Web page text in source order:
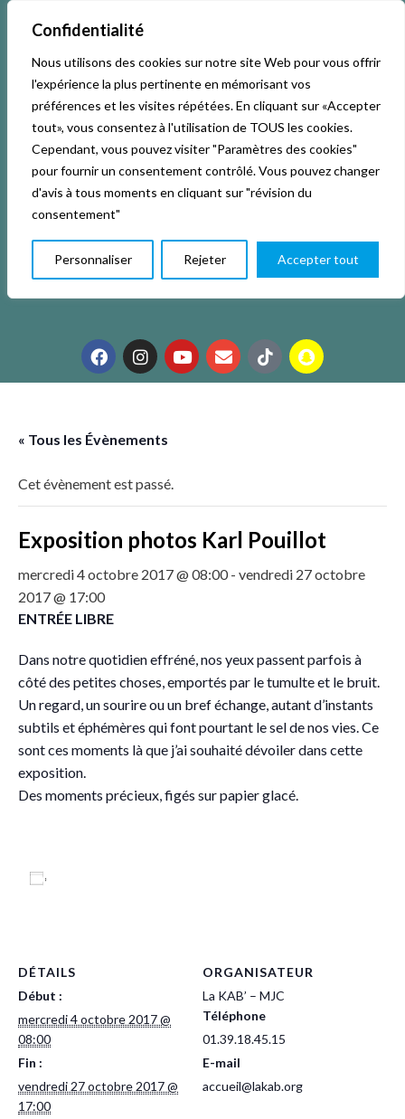
Confidentialité
Nous utilisons des cookies sur notre site Web pour vous offrir
l'expérience la plus pertinente en mémorisant vos
préférences et les visites répétées. En cliquant sur «Accepter
tout», vous consentez à l'utilisation de TOUS les cookies.
Cependant, vous pouvez visiter "Paramètres des cookies"
pour fournir un consentement contrôlé. Vous pouvez changer
d'avis à tous moments en cliquant sur "révision du
consentement"
Personnaliser Rejeter Accepter tout
Accueil Activités & Inscriptions Billetterie
Événements Studios L’association
« Tous les Évènements
Cet évènement est passé.
Exposition photos Karl Pouillot
mercredi 4 octobre 2017 @ 08:00- vendredi 27 octobre
2017 @ 17:00
ENTRÉE LIBRE
Dans notre quotidien effréné, nos yeux passent parfois à
côté des petites choses, emportés par le tumulte et le bruit.
Un regard, un sourire ou un bref échange, autant d’instants
subtils et éphémères qui font pourtant le sel de nos vies. Ce
sont ces moments là que j’ai souhaité dévoiler dans cette
exposition.
Des moments précieux, figés sur papier glacé.
DÉTAILS
Début :
mercredi 4 octobre 2017 @
08:00
Fin :
vendredi 27 octobre 2017 @
17:00
ORGANISATEUR
La KAB’ – MJC
Téléphone
01.39.18.45.15
E-mail
accueil@lakab.org